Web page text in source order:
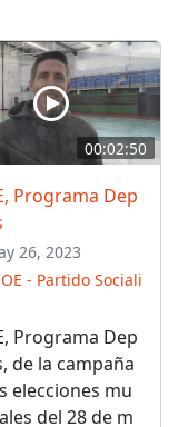
00:02:50
Programa Dep
26, 2023
- Partido Sociali
Programa Dep
de la campaña
elecciones mu
del 28 de m